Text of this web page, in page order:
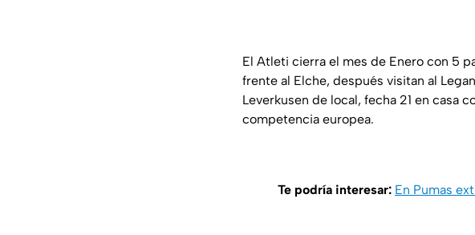
El Atleti cierra el mes de Enero con 5
frente al Elche, después visitan al
Leverkusen de local, fecha 21 en casa
competencia europea.
Te podría interesar: En Pumas